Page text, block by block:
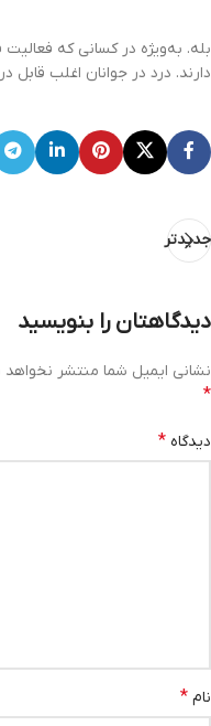
بله. به‌ویژه در کسانی که
دارند. درد در جوانان اغلب
جدیدتر
دیدگاهتان را بنویسید
نشانی ایمیل شما منتشر
*
دیدگاه *
نام *